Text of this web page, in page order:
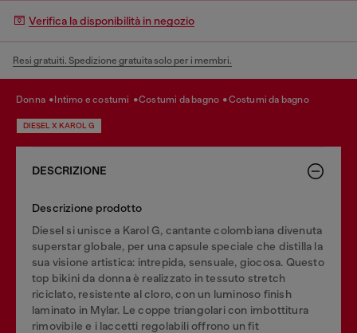
Verifica la disponibilità in negozio
Resi gratuiti. Spedizione gratuita solo per i membri.
donna intimo e costumi costumi da bagno costumi da bagno
DIESEL X KAROL G
DESCRIZIONE
Descrizione prodotto
Diesel si unisce a Karol G, cantante colombiana divenuta
superstar globale, per una capsule speciale che distilla la
sua visione artistica: intrepida, sensuale, giocosa. Questo
top bikini da donna è realizzato in tessuto stretch
riciclato, resistente al cloro, con un luminoso finish
laminato in Mylar. Le coppe triangolari con imbottitura
rimovibile e i laccetti regolabili offrono un fit